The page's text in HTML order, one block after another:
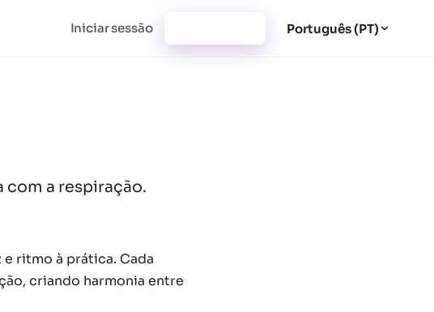
Iniciar sessão Português (PT)
com a respiração.
ritmo à prática. Cada
criando harmonia entre